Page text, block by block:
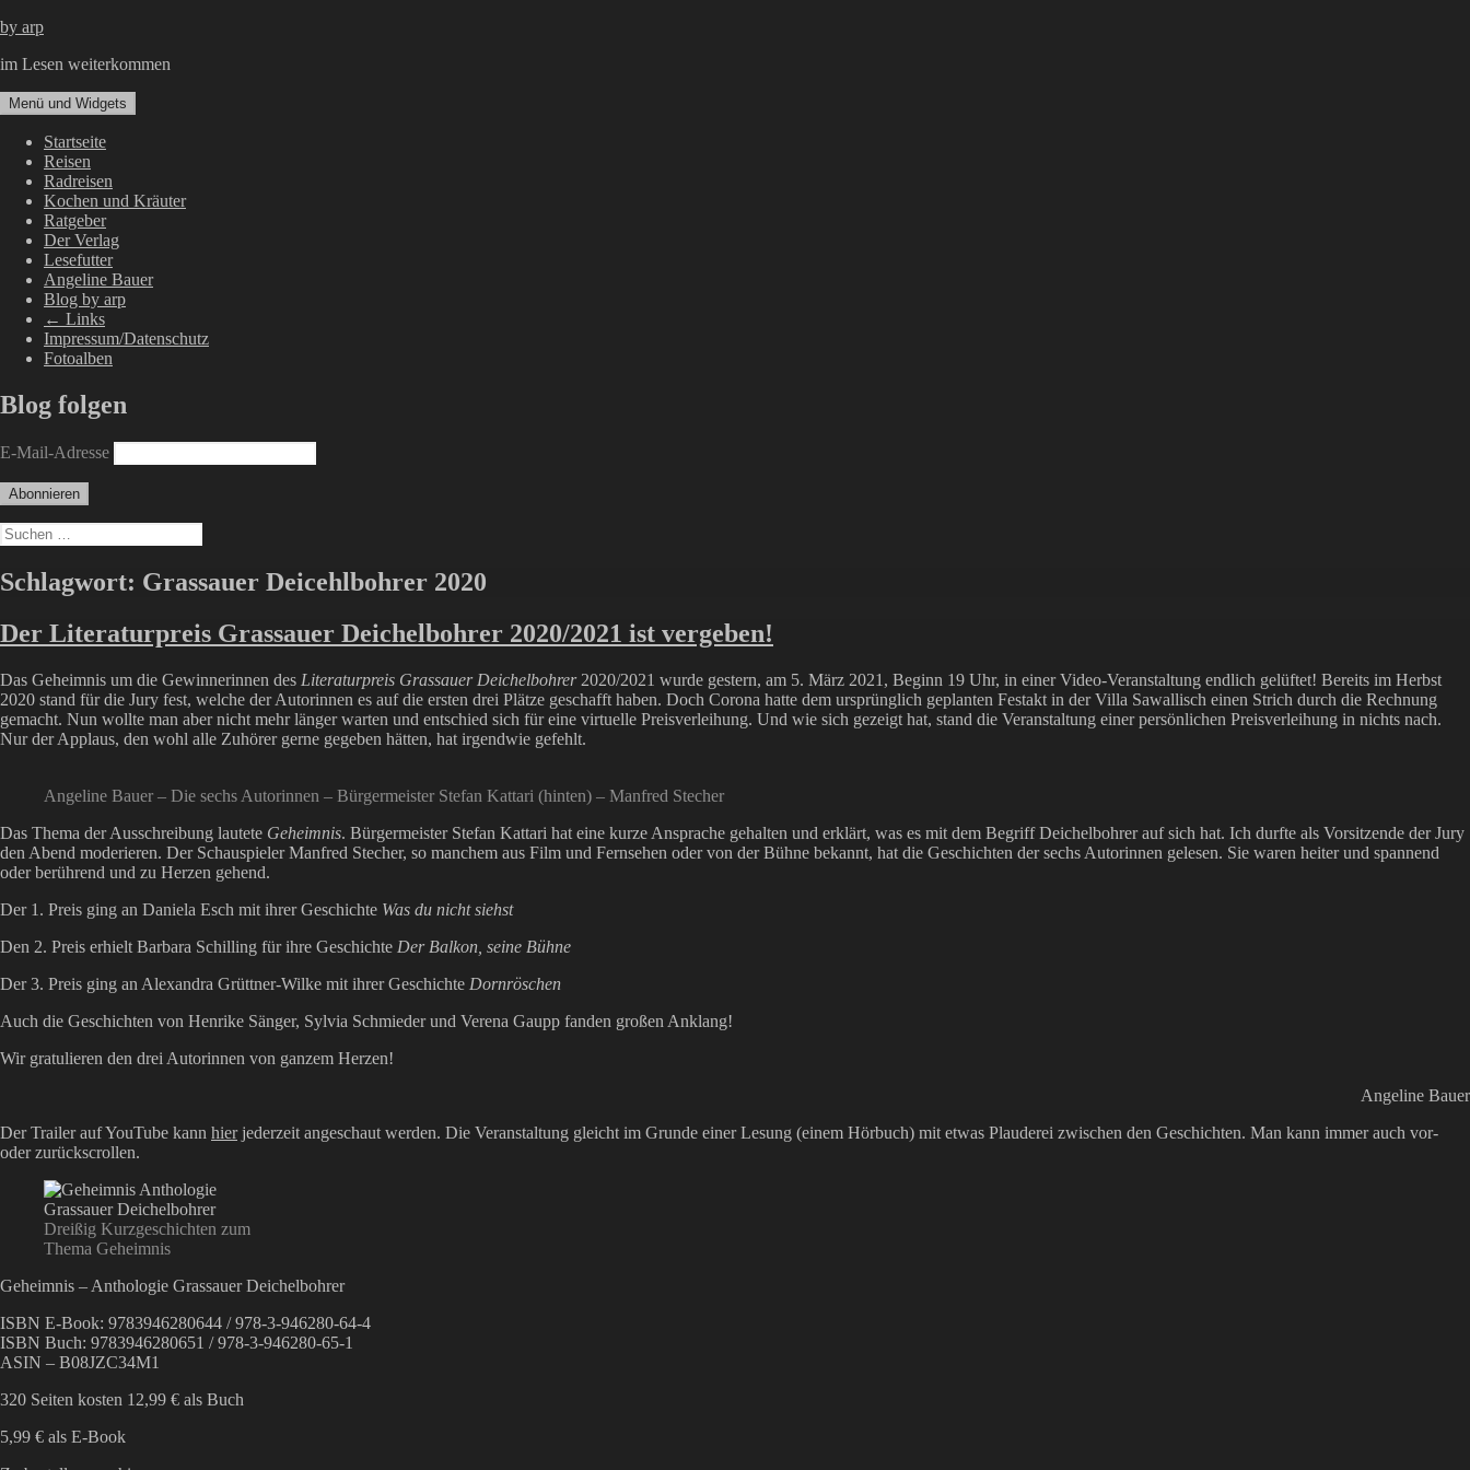
Zum
springen
by arp
im Lesen weiterkommen
Menü und Widgets
Startseite
Reisen
Radreisen
Kochen und Kräuter
Ratgeber
Der Verlag
Lesefutter
Angeline Bauer
Blog by arp
← Links
Impressum/Datenschutz
Fotoalben
Blog folgen
E-Mail-Adresse
Suchen
nach:
Schlagwort: Grassauer Deicehlbohrer 2020
Der Literaturpreis Grassauer Deichelbohrer 2020/2021 ist vergeben!
Das Geheimnis um die Gewinnerinnen des Literaturpreis Grassauer Deichelbohrer2020/2021 wurde gestern, am 5. März 2021, Beginn 19 Uhr, in einer Video-Veranstaltung endlich gelüftet! Bereits im Herbst
2020 stand für die Jury fest, welche der Autorinnen es auf die ersten drei Plätze geschafft haben. Doch Corona hatte dem ursprünglich geplanten Festakt in der Villa Sawallisch einen Strich durch die Rechnung
gemacht. Nun wollte man aber nicht mehr länger warten und entschied sich für eine virtuelle Preisverleihung. Und wie sich gezeigt hat, stand die Veranstaltung einer persönlichen Preisverleihung in nichts nach.
Nur der Applaus, den wohl alle Zuhörer gerne gegeben hätten, hat irgendwie gefehlt.
Angeline Bauer – Die sechs Autorinnen – Bürgermeister Stefan Kattari (hinten) – Manfred Stecher
Das Thema der Ausschreibung lautete Geheimnis. Bürgermeister Stefan Kattari hat eine kurze Ansprache gehalten und erklärt, was es mit dem Begriff Deichelbohrer auf sich hat. Ich durfte als Vorsitzende der Jury
den Abend moderieren. Der Schauspieler Manfred Stecher, so manchem aus Film und Fernsehen oder von der Bühne bekannt, hat die Geschichten der sechs Autorinnen gelesen. Sie waren heiter und spannend
oder berührend und zu Herzen gehend.
Der 1. Preis ging an Daniela Esch mit ihrer Geschichte Was du nicht siehst
Den 2. Preis erhielt Barbara Schilling für ihre Geschichte Der Balkon, seine Bühne
Der 3. Preis ging an Alexandra Grüttner-Wilke mit ihrer Geschichte Dornröschen
Auch die Geschichten von Henrike Sänger, Sylvia Schmieder und Verena Gaupp fanden großen Anklang!
Wir gratulieren den drei Autorinnen von ganzem Herzen!
Angeline Bauer
Der Trailer auf YouTube kann hierjederzeit angeschaut werden. Die Veranstaltung gleicht im Grunde einer Lesung (einem Hörbuch) mit etwas Plauderei zwischen den Geschichten. Man kann immer auch vor-
oder zurückscrollen.
Dreißig Kurzgeschichten zum
Thema Geheimnis
Geheimnis – Anthologie Grassauer Deichelbohrer
ISBN E-Book: 9783946280644 / 978-3-946280-64-4
ISBN Buch: 9783946280651 / 978-3-946280-65-1
ASIN – B08JZC34M1
320 Seiten kosten 12,99 € als Buch
5,99 € als E-Book